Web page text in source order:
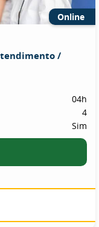
Online
/
04h
4
Sim